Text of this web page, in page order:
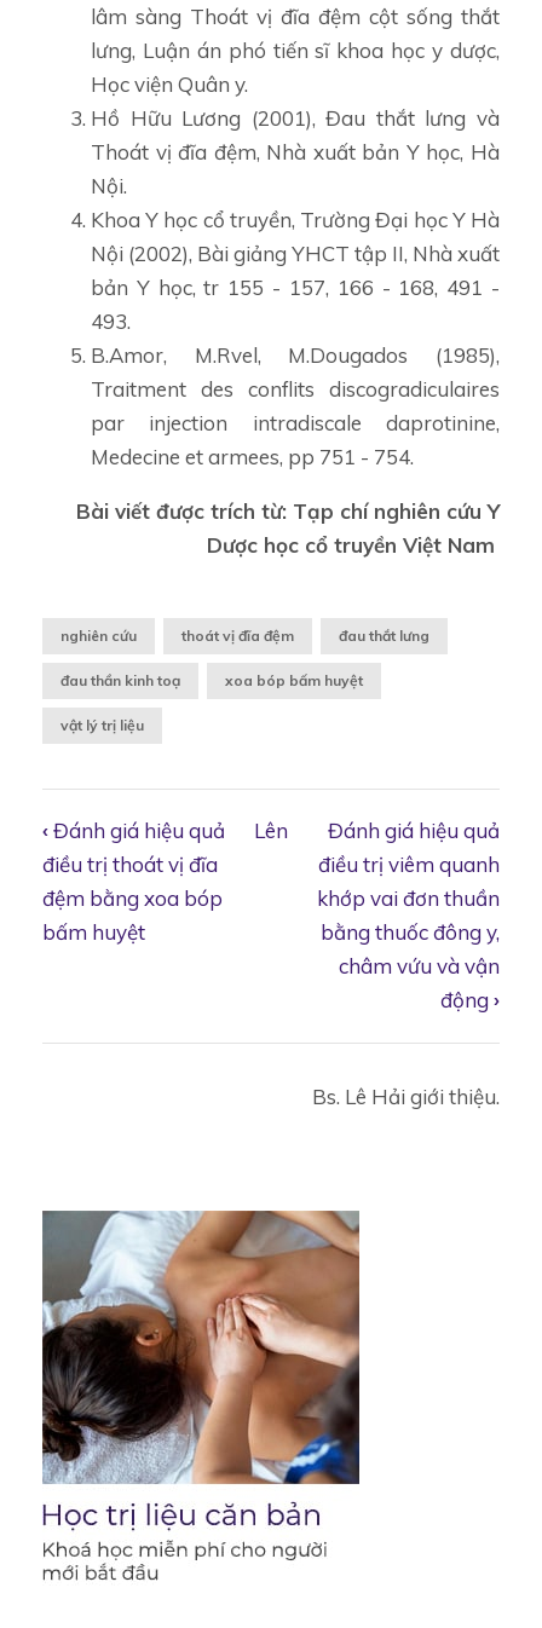
lâm sàng Thoát vị đĩa đệm cột sống thắt
lưng, Luận án phó tiến sĩ khoa học y dược,
Học viện Quân y.
Hồ Hữu Lương (2001), Đau thắt lưng và
Thoát vị đĩa đệm, Nhà xuất bản Y học, Hà
Nội.
Khoa Y học cổ truyền, Trường Đại học Y Hà
Nội (2002), Bài giảng YHCT tập II, Nhà xuất
bản Y học, tr 155 - 157, 166 - 168, 491 -
493.
B.Amor, M.Rvel, M.Dougados (1985),
Traitment des conflits discogradiculaires
par injection intradiscale daprotinine,
Medecine et armees, pp 751 - 754.
Bài viết được trích từ: Tạp chí nghiên cứu Y
Dược học cổ truyền Việt Nam
nghiên cứu thoát vị đĩa đệm đau thắt lưng
đau thần kinh toạ xoa bóp bấm huyệt
vật lý trị liệu
Book
traversal
links
Đánh
giá
hiệu
quả
điều
‹Đánh giá hiệu quả
điều trị thoát vị đĩa
đệm bằng xoa bóp
bấm huyệt
Lên
Đánh giá hiệu quả
điều trị viêm quanh
khớp vai đơn thuần
bằng thuốc đông y,
châm vứu và vận
động ›
Bs. Lê Hải giới thiệu.